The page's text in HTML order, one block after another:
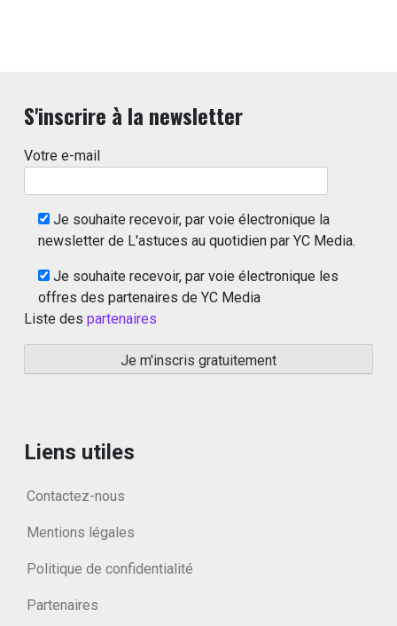
S'inscrire à la newsletter
Votre e-mail
Je souhaite recevoir, par voie électronique la
newsletter de L'astuces au quotidien par YC Media.
Je souhaite recevoir, par voie électronique les
offres des partenaires de YC Media
Liste des partenaires
Liens utiles
Contactez-nous
Mentions légales
Politique de confidentialité
Partenaires